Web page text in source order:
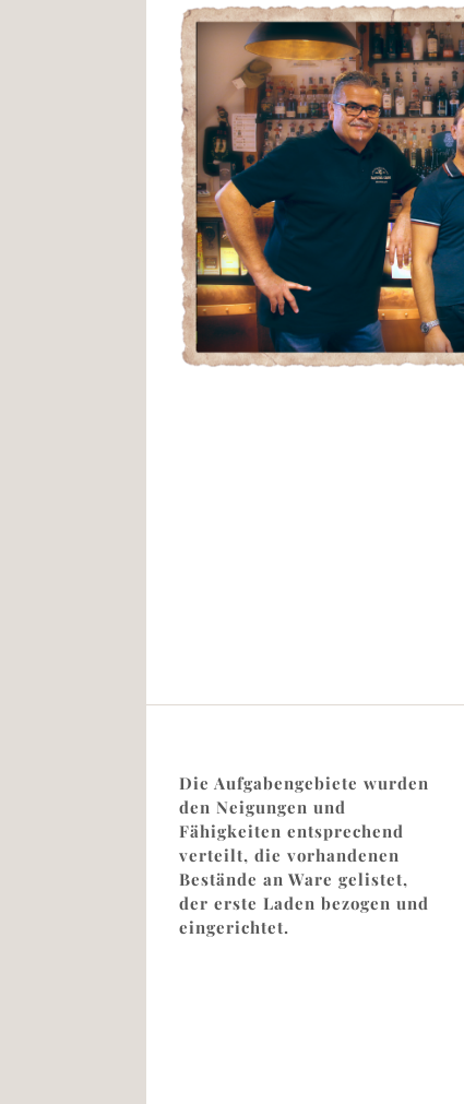
Die Aufgabengebiete wurden
den Neigungen und
Fähigkeiten entsprechend
verteilt, die vorhandenen
Bestände an Ware gelistet,
der erste Laden bezogen und
eingerichtet.